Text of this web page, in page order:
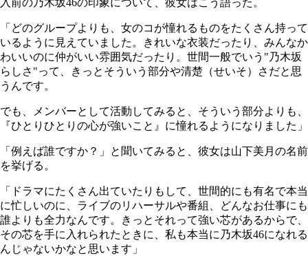
入前の乃木坂46の印象について、彼女はこう語った。
「どのグループよりも、女のコが憧れるものをたくさん持って
いるように見えていました。きれいな衣装だったり、みんなか
わいいのに仲がいい雰囲気だったり。世間一般でいう"乃木坂
らしさ"って、きっとそういう部分や清楚（せいそ）さだと思
うんです。
でも、メンバーとして活動してみると、そういう部分よりも、
『ひとりひとりの心が強いこと』に憧れるようになりました」
「例えば誰ですか？」と聞いてみると、彼女は山下美月の名前
を挙げる。
「ドラマにたくさん出ていたりもして、世間的にも有名で本当
に忙しいのに、ライブのリハーサルや番組、どんなお仕事にも
誰よりも全力なんです。きっとそれって強い芯があるからで、
その芯を手に入れられたときに、私も本当に乃木坂46になれる
んじゃないかなと思います」